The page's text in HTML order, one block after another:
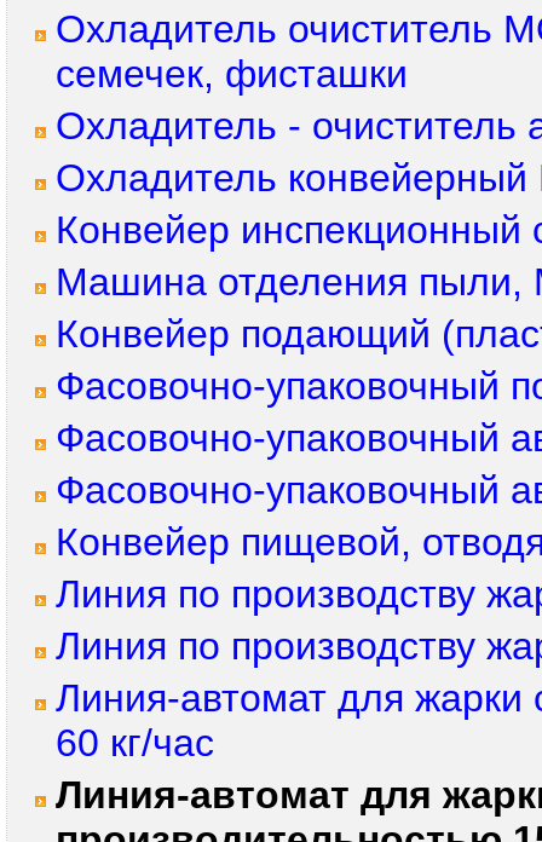
Охладитель очиститель
семечек, фисташки
Охладитель -
Охладитель
Конвейер
Машина отделения
Конвейер подающий
Фасовочно-упаковочный
Фасовочно-упаковочный
Фасовочно-упаковочный
Конвейер пищевой,
Линия по производству
Линия по производству
Линия-автомат для жарки
60 кг/час
Линия-автомат для